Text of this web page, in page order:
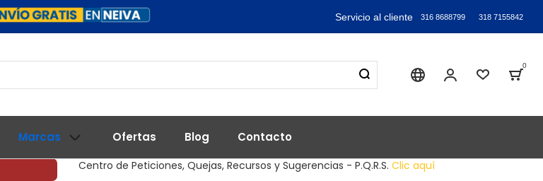
Servicio al cliente 316 8688799 318 7155842
Sika industry
Mi Cuenta
Lista de
0
Marcas Ofertas Blog Contacto
Centro de Peticiones, Quejas, Recursos y Sugerencias - P.Q.R.S. Clic aquí